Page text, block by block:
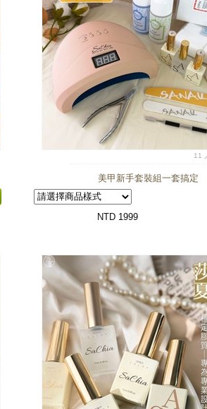
11
美甲新手套裝組一套搞定
NTD 1999